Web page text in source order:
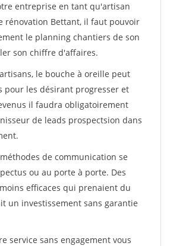
entreprise en tant qu'artisan
rénovation Bettant, il faut pouvoir
le planning chantiers de son
son chiffre d'affaires.
le bouche à oreille peut
pour les désirant progresser et
il faudra obligatoirement
de leads prospectsion dans
de communication se
ou au porte à porte. Des
efficaces qui prenaient du
un investissement sans garantie
service sans engagement vous